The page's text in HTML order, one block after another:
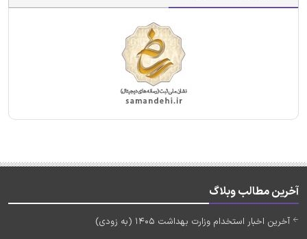
آخرین مطالب وبلاگ
آخرین اخبار استخدام وزارت بهداشت 1405 (به زودی)